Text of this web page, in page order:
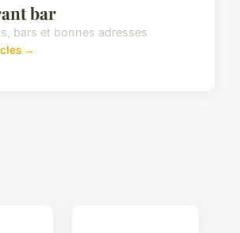
bar
bars et bonnes adresses
→